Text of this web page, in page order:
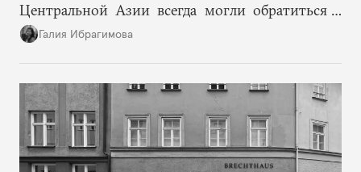
Центральной Азии всегда могли обратиться к
Москве за дополнительными объемами, то
Галия Ибрагимова